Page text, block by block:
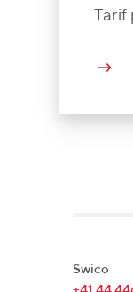
Tarif
Swico